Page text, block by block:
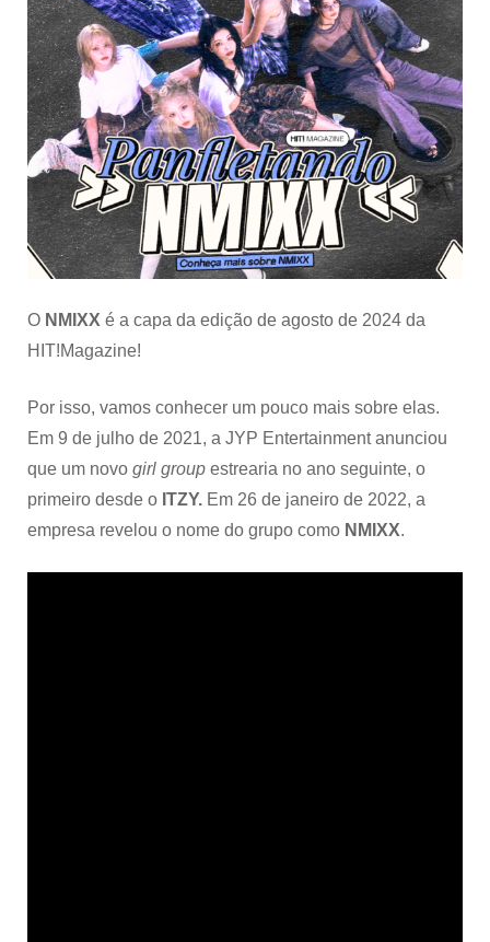
O NMIXX é a capa da edição de agosto de 2024 da
HIT!Magazine!
Por isso, vamos conhecer um pouco mais sobre elas.
Em 9 de julho de 2021, a JYP Entertainment anunciou
que um novo girl group estrearia no ano seguinte, o
primeiro desde o ITZY. Em 26 de janeiro de 2022, a
empresa revelou o nome do grupo como NMIXX.